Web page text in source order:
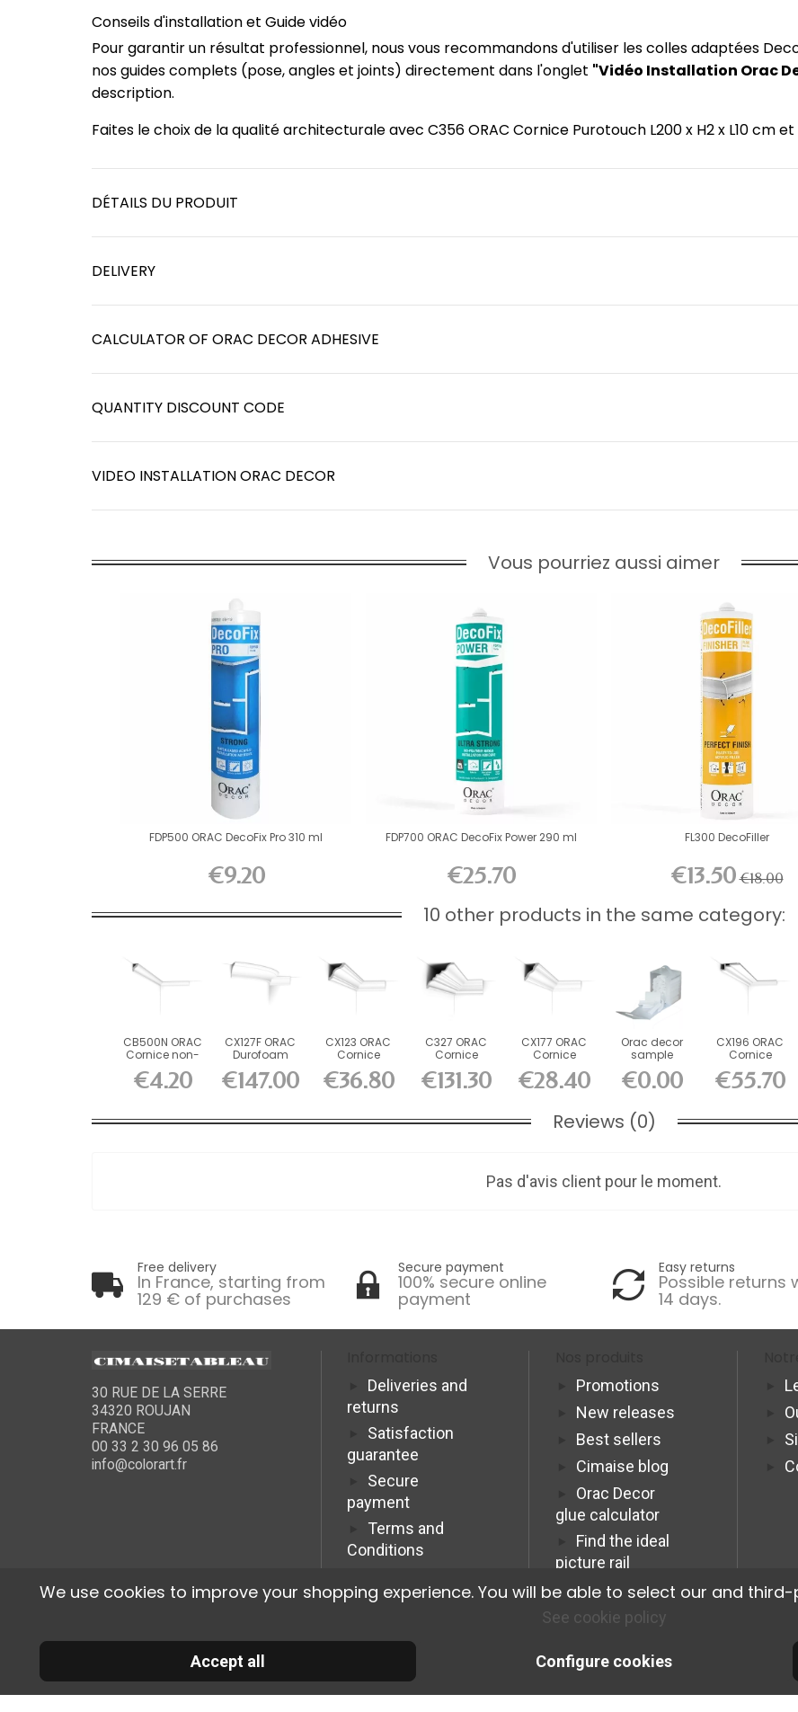
Conseils d'installation et Guide vidéo
Pour garantir un résultat professionnel, nous vous recommandons d'utiliser les colles adaptées
nos guides complets (pose, angles et joints) directement dans l'onglet "Vidéo Installation Orac
description.
Faites le choix de la qualité architecturale avec C356 ORAC Cornice Purotouch L200 x H2 x L10 cm
DÉTAILS DU PRODUIT
DELIVERY
CALCULATOR OF ORAC DECOR ADHESIVE
QUANTITY DISCOUNT CODE
VIDEO INSTALLATION ORAC DECOR
Vous pourriez aussi aimer
FDP500 ORAC DecoFix Pro 310 ml
€9.20
FDP700 ORAC DecoFix Power 290 ml
€25.70
FL300 DecoFiller
€13.50 €18.00
10 other products in the same category:
CB500N ORAC
Cornice non-
Durofoam...
€4.20
CX127F ORAC
Durofoam
L200...
€147.00
CX123 ORAC
Cornice
x H8 x L8 cm
€36.80
C327 ORAC
Cornice
x H14.3 x...
€131.30
CX177 ORAC
Cornice
x H6 x L7 cm
€28.40
Orac decor
sample
€0.00
CX196 ORAC
Cornice
x H4 x...
€55.70
Reviews (0)
Pas d'avis client pour le moment.
Free delivery
In France, starting from
129 € of purchases
Secure payment
100% secure online
payment
Easy returns
Possible returns
14 days.
30 RUE DE LA SERRE
34320 ROUJAN
FRANCE
00 33 2 30 96 05 86
info@colorart.fr
Deliveries and
returns
Satisfaction
guarantee
Secure
payment
Terms and
Conditions
Promotions
New releases
Best sellers
Cimaise blog
Orac Decor
glue calculator
Find the ideal
picture rail
Programme
Affiliation Pro
© 2026 Cimaise Tableau. Tous droits réservés.
We use cookies to improve your shopping experience. You will be able to select our and
See cookie policy
Accept all Configure cookies